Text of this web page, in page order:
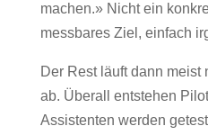
machen.» Nicht ein
messbares Ziel, einfach
Der Rest läuft dann meist
ab. Überall entstehen
Assistenten werden